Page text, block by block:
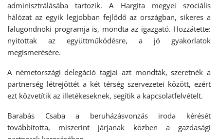
adminisztrálásába tartozik. A Hargita megyei szociális
hálózat az egyik legjobban fejlődő az országban, sikeres a
falugondnoki programja is, mondta az igazgató. Hozzátette:
nyitottak az együttműködésre, a jó gyakorlatok
megismerésére.
A németországi delegáció tagjai azt mondták, szeretnék a
partnerség létrejöttét a két térség szervezetei között, ezért
ezt közvetítik az illetékeseknek, segítik a kapcsolatfelvételt.
Barabás Csaba a beruházásvonzás iroda kérését
továbbította, miszerint járjanak közben a gazdasági